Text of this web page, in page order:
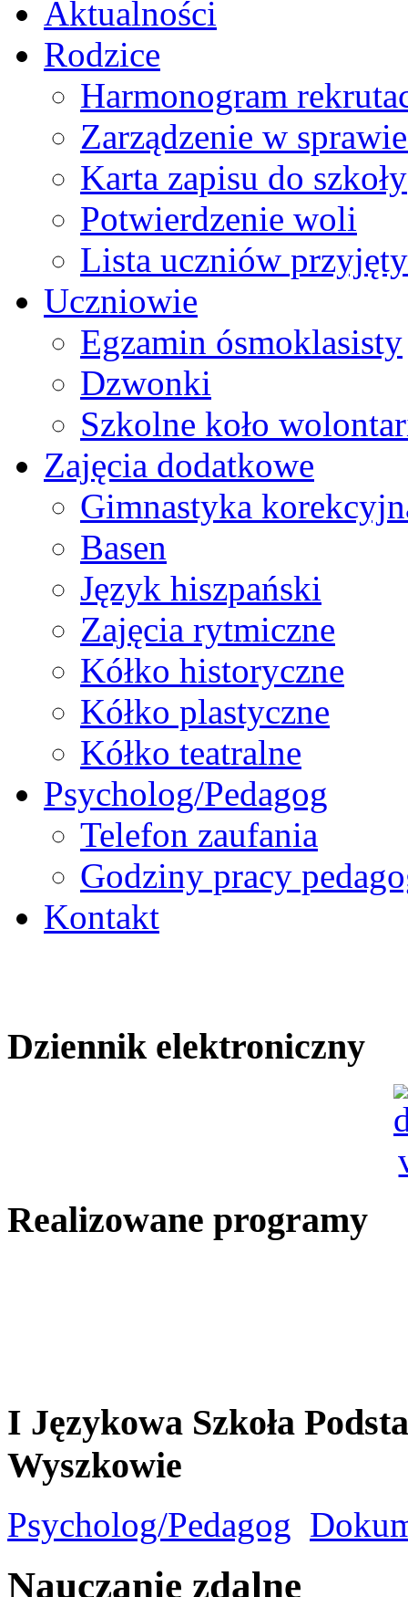
Aktualności
Rodzice
Harmonogram
Zarządzenie w
Karta zapisu do szkoły
Potwierdzenie woli
Lista uczniów
Uczniowie
Egzamin ósmoklasisty
Dzwonki
Szkolne koło
Zajęcia dodatkowe
Gimnastyka
Basen
Język hiszpański
Zajęcia rytmiczne
Kółko historyczne
Kółko plastyczne
Kółko teatralne
Psycholog/Pedagog
Telefon zaufania
Godziny pracy
Kontakt
Dziennik elektroniczny
Realizowane programy
I Językowa Szkoła
Wyszkowie
Psycholog/Pedagog
Nauczanie zdalne